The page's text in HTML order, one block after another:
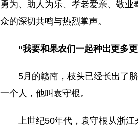
勇为、助人为乐、孝老爱亲、敬
众的深切共鸣与热烈掌声。
“我要和果农们一起种出更多
5月的赣南，枝头已经长出了
一个人，他叫袁守根。
上世纪50年代，袁守根从浙